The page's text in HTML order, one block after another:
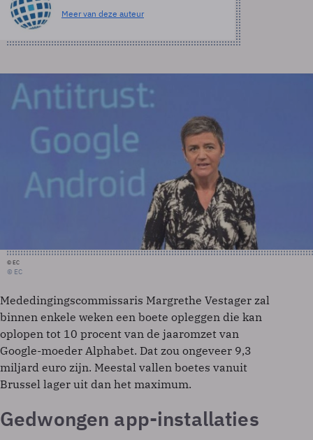
Meer van deze auteur
© EC
© EC
Mededingingscommissaris Margrethe Vestager zal
binnen enkele weken een boete opleggen die kan
oplopen tot 10 procent van de jaaromzet van
Google-moeder Alphabet. Dat zou ongeveer 9,3
miljard euro zijn. Meestal vallen boetes vanuit
Brussel lager uit dan het maximum.
Gedwongen app-installaties